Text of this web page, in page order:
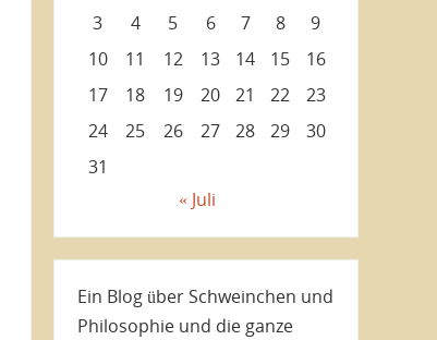
3
4 5 6 7 8
9
10
11 12 13 14 15
16
17
18 19 20 21 22
23
24
25 26 27 28 29
30
31
« Juli
Ein Blog über Schweinchen und
Philosophie und die ganze